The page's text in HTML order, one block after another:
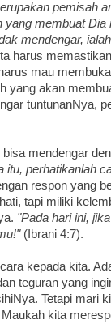
pemisah
yang membuat
mendengar,
harus
mau
yang akan
tuntunanNya,
mendengar
itu, perhatikanlah
respon yang
tapi miliki
"Pada hari ini,
(Ibrani 4:7).
kepada kita.
teguran yang
Tetapi mari
kita